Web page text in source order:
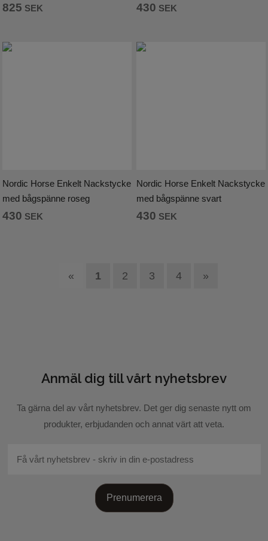
825 SEK 430 SEK
Nordic Horse Enkelt Nackstycke
med bågspänne roseg
430 SEK
Nordic Horse Enkelt Nackstycke
med bågspänne svart
430 SEK
« 1 2 3 4 »
Anmäl dig till vårt nyhetsbrev
Ta gärna del av vårt nyhetsbrev. Det ger dig senaste nytt om
produkter, erbjudanden och annat värt att veta.
Prenumerera